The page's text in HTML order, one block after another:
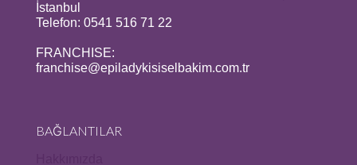
İstanbul
Telefon: 0541 516 71 22
FRANCHISE:
franchise@epiladykisiselbakim.com.tr
BAĞLANTILAR